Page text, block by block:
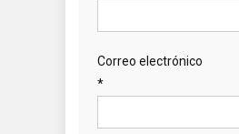
Correo electrónico
*